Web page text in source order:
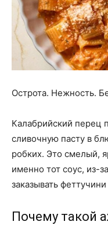
Острота. Нежность.
Калабрийский перец
сливочную пасту в
робких. Это смелый,
именно тот соус, из-
заказывать
Почему такой